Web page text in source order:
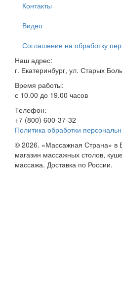
Контакты
Видео
Соглашение на обработку
Наш адрес:
г. Екатеринбург, ул. Старых
Время работы:
с 10.00 до 19.00 часов
Телефон:
+7 (800) 600-37-32
Политика обработки
© 2026. «Массажная Страна» в
магазин массажных столов,
массажа. Доставка по России.